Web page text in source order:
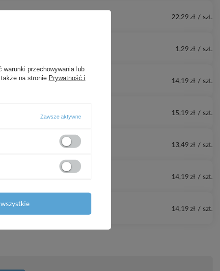
22,29 zł / szt.
1,29 zł / szt.
14,19 zł / szt.
15,19 zł / szt.
13,49 zł / szt.
14,19 zł / szt.
14,19 zł / szt.
warunki przechowywania lub
na stronie Prywatność i
Zawsze aktywne